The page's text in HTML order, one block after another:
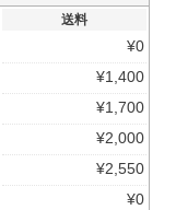
送料
¥0
¥1,400
¥1,700
¥2,000
¥2,550
¥0